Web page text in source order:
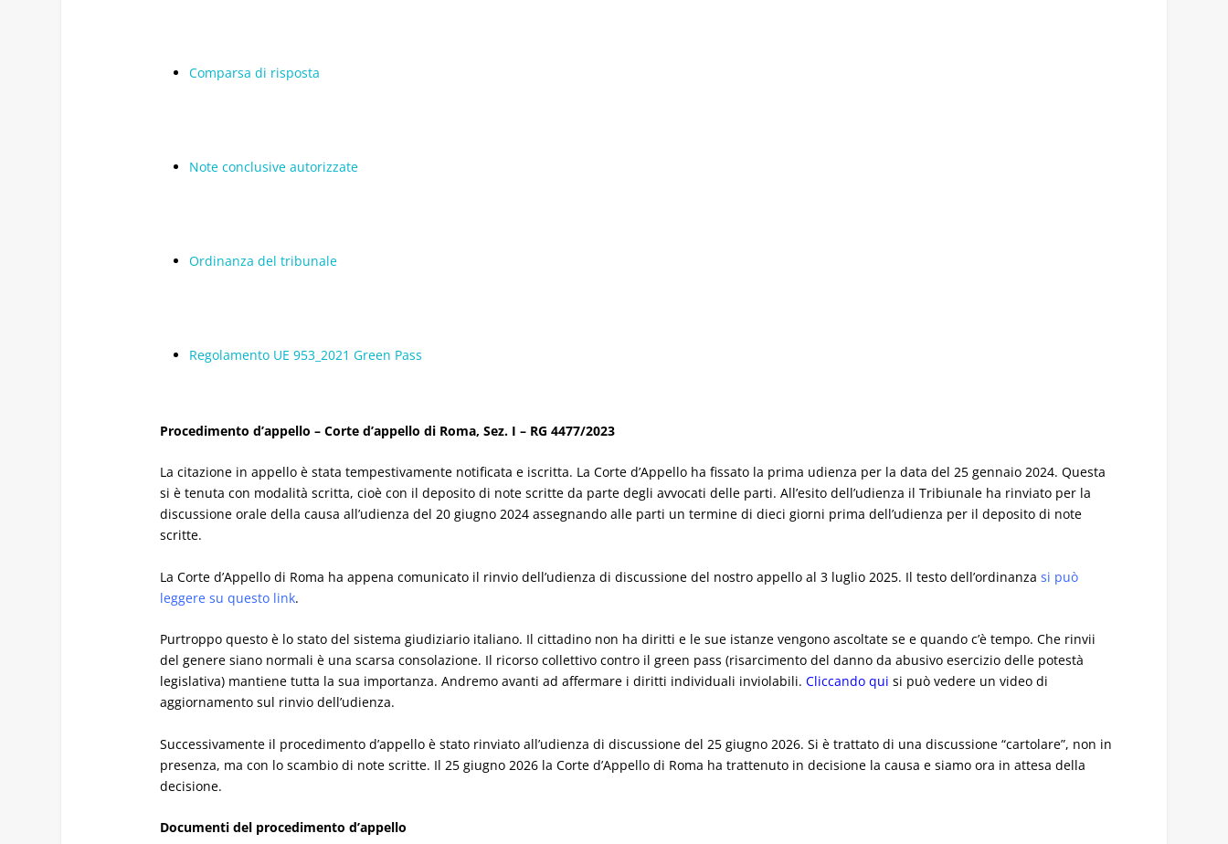
Comparsa di risposta
Note conclusive autorizzate
Ordinanza del tribunale
Regolamento UE 953_2021 Green Pass
Procedimento d’appello – Corte d’appello di Roma, Sez. I – RG 4477/2023
La citazione in appello è stata tempestivamente notificata e iscritta. La Corte d’Appello ha fissato la prima udienza per la data del 25 gennaio 2024. Questa
si è tenuta con modalità scritta, cioè con il deposito di note scritte da parte degli avvocati delle parti. All’esito dell’udienza il Tribiunale ha rinviato per la
discussione orale della causa all’udienza del 20 giugno 2024 assegnando alle parti un termine di dieci giorni prima dell’udienza per il deposito di note
scritte.
La Corte d’Appello di Roma ha appena comunicato il rinvio dell’udienza di discussione del nostro appello al 3 luglio 2025. Il testo dell’ordinanzasi può
leggere su questo link.
Purtroppo questo è lo stato del sistema giudiziario italiano. Il cittadino non ha diritti e le sue istanze vengono ascoltate se e quando c’è tempo. Che rinvii
del genere siano normali è una scarsa consolazione. Il ricorso collettivo contro il green pass (risarcimento del danno da abusivo esercizio delle potestà
legislativa) mantiene tutta la sua importanza. Andremo avanti ad affermare i diritti individuali inviolabili.Cliccando qui si può vedere un video di
aggiornamento sul rinvio dell’udienza.
Successivamente il procedimento d’appello è stato rinviato all’udienza di discussione del 25 giugno 2026. Si è trattato di una discussione “cartolare”, non in
presenza, ma con lo scambio di note scritte. Il 25 giugno 2026 la Corte d’Appello di Roma ha trattenuto in decisione la causa e siamo ora in attesa della
decisione.
Documenti del procedimento d’appello